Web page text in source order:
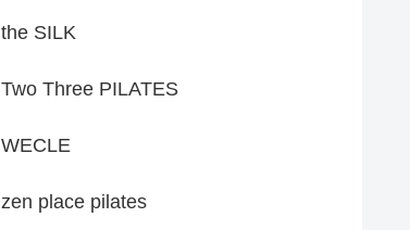
the SILK
Two Three PILATES
WECLE
zen place pilates